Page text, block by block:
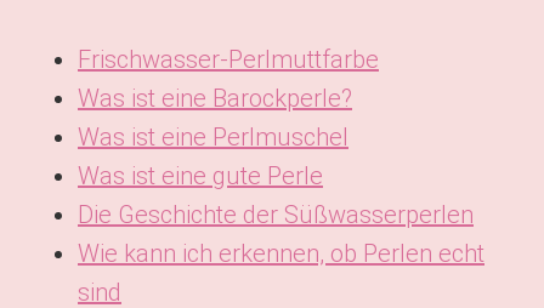
Frischwasser-Perlmuttfarbe
Was ist eine Barockperle?
Was ist eine Perlmuschel
Was ist eine gute Perle
Die Geschichte der Süßwasserperlen
Wie kann ich erkennen, ob Perlen echt
sind